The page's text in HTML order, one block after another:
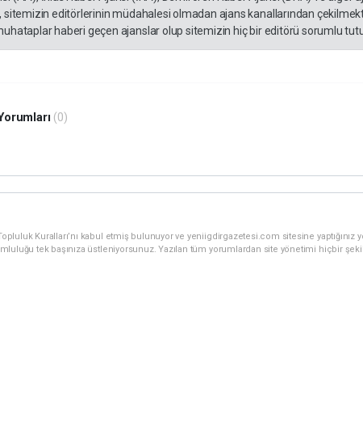
sitemizin editörlerinin müdahalesi olmadan ajans kanallarından
haberi geçen ajanslar olup sitemizin hiç bir editörü sorumlu
(0)
Kuralları’nı kabul etmiş bulunuyor ve yeniigdirgazetesi.com sitesine
tek başınıza üstleniyorsunuz. Yazılan tüm yorumlardan site yönetimi hiçbir